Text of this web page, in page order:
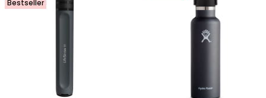
Bestseller